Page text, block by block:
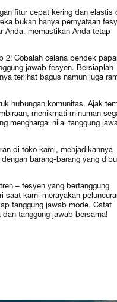
fitur cepat kering dan elastis
bukan hanya pernyataan
Anda, memastikan Anda tetap
2! Cobalah celana pendek
jawab fesyen. Bersiaplah
terlihat bagus namun juga
hubungan komunitas. Ajak
menikmati minuman
menghargai nilai tanggung
di toko kami, menjadikannya
barang-barang yang
– fesyen yang bertanggung
saat kami merayakan
tanggung jawab mode. Catat
tanggung jawab bersama!